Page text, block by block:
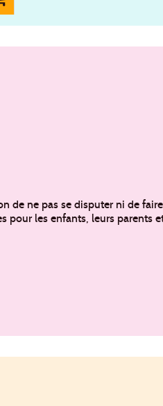
de ne pas se disputer ni de
pour les enfants, leurs parents